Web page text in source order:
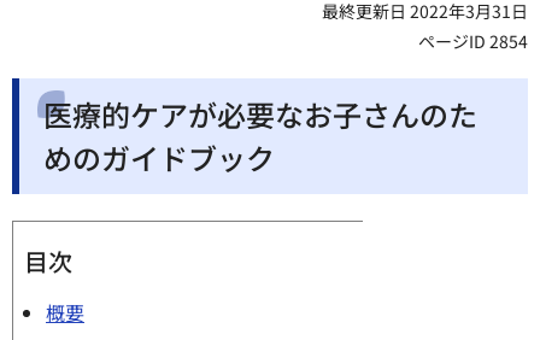
最終更新日 2022年3月31日
ページID 2854
医療的ケアが必要なお子さんのた
めのガイドブック
目次
概要